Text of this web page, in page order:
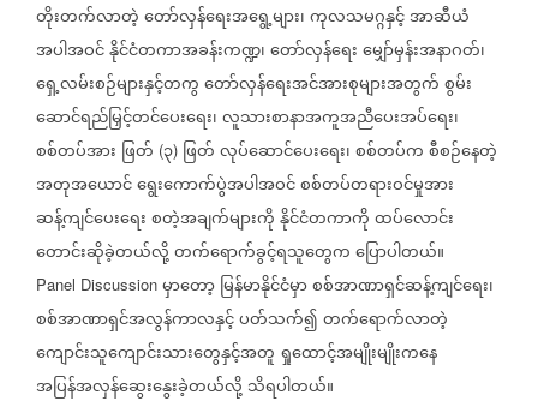
တိုးတက်လာတဲ့တော်လှန်ရေးအရွေ့များ၊ကုလသမဂ္ဂနှင့်အာဆီယံ
အပါအဝင်နိုင်ငံတကာအခန်းကဏ္ဍ၊တော်လှန်ရေးမျှော်မှန်းအနာဂတ်၊
ရှေ့လမ်းစဉ်များနှင့်တကွတော်လှန်ရေးအင်အားစုများအတွက်စွမ်း
ဆောင်ရည်မြှင့်တင်ပေးရေး၊လူသားစာနာအကူအညီပေးအပ်ရေး၊
စစ်တပ်အား ဖြတ် (၃) ဖြတ်လုပ်ဆောင်ပေးရေး၊စစ်တပ်ကစီစဉ်နေတဲ့
အတုအယောင်ရွေးကောက်ပွဲအပါအဝင်စစ်တပ်တရားဝင်မှုအား
ဆန့်ကျင်ပေးရေးစတဲ့အချက်များကိုနိုင်ငံတကာကိုထပ်လောင်း
တောင်းဆိုခဲ့တယ်လို့တက်ရောက်ခွင့်ရသူတွေကပြောပါတယ်။
Panel Discussion မှာတော့မြန်မာနိုင်ငံမှာစစ်အာဏာရှင်ဆန့်ကျင်ရေး၊
စစ်အာဏာရှင်အလွန်ကာလနှင့်ပတ်သက်၍တက်ရောက်လာတဲ့
ကျောင်းသူကျောင်းသားတွေနှင့်အတူ ရှုထောင့်အမျိုးမျိုးကနေ
အပြန်အလှန်ဆွေးနွေးခဲ့တယ်လို့သိရပါတယ်။